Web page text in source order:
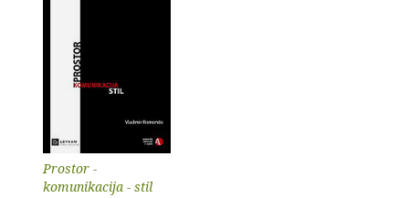
Prostor -
komunikacija - stil